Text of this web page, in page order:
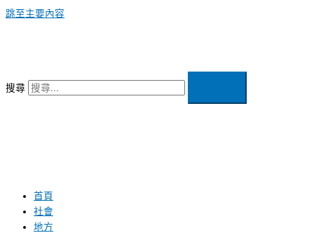
跳至主要內容
搜尋
首頁
社會
地方